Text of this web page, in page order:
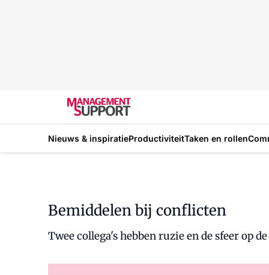
Nieuws & inspiratieProductiviteitTaken en rollen
Bemiddelen bij conflicten
Twee collega's hebben ruzie en de sfeer op